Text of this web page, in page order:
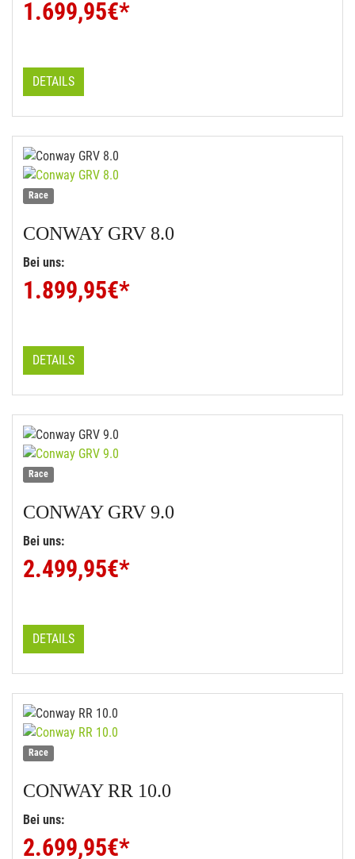
1.699,95€*
DETAILS
Race
CONWAYGRV 8.0
Bei uns:
1.899,95€*
DETAILS
Race
CONWAYGRV 9.0
Bei uns:
2.499,95€*
DETAILS
Race
CONWAYRR 10.0
Bei uns:
2.699,95€*